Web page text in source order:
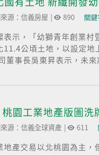
源：信義房屋 | 890 關鍵
表示，「幼獅青年創業
11.4公頃土地，以設定
董事長吳東昇表示，未
桃園工業地產版圖洗
源：信義全球資產 | 611
地產交易以北桃園為主